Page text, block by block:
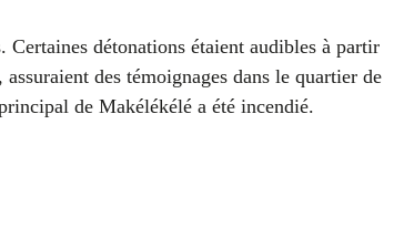
Certaines détonations étaient audibles à partir
des témoignages dans le quartier de
de Makélékélé a été incendié.